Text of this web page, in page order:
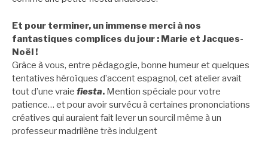
Et pour terminer, un immense merci à nos
fantastiques complices du jour : Marie et Jacques-
Noël !
Grâce à vous, entre pédagogie, bonne humeur et quelques
tentatives héroïques d’accent espagnol, cet atelier avait
tout d’une vraie fiesta. Mention spéciale pour votre
patience… et pour avoir survécu à certaines prononciations
créatives qui auraient fait lever un sourcil même à un
professeur madrilène très indulgent